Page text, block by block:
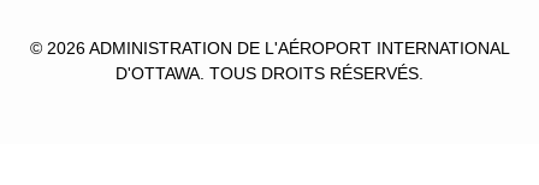
© 2026 ADMINISTRATION DE L'AÉROPORT INTERNATIONAL
D'OTTAWA. TOUS DROITS RÉSERVÉS.